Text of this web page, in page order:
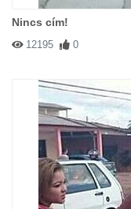
Nincs cím!
12195 0